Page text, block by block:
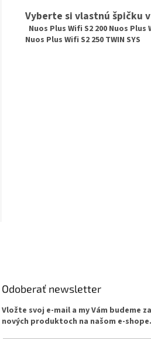
Vyberte si vlastnú špičku
Nuos Plus Wifi S2 200 Nuos Plus
Nuos Plus Wifi S2 250 TWIN SYS
Odoberať newsletter
Vložte svoj e-mail a my Vám budeme
nových produktoch na našom e-shope.